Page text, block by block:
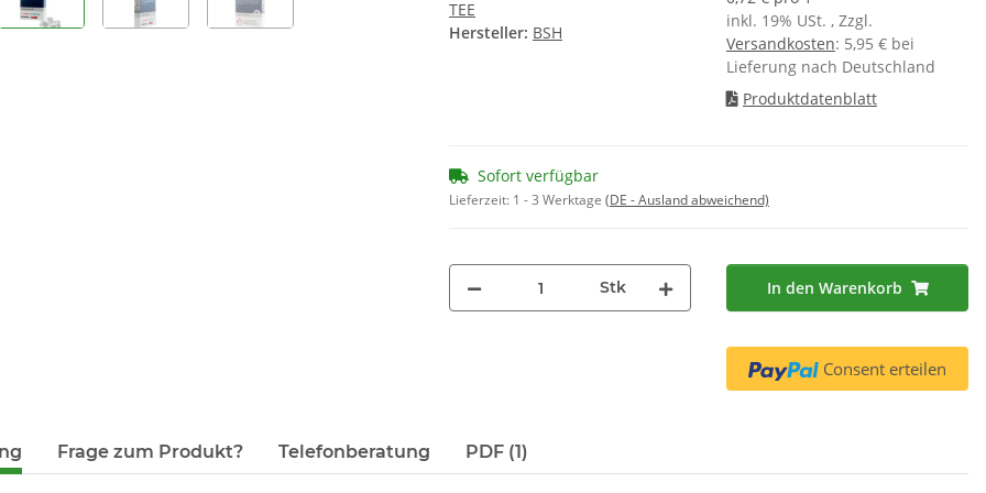
TEE
Hersteller: BSH
inkl. 19% USt. , Zzgl.
Versandkosten: 5,95 € bei
Lieferung nach Deutschland
Produktdatenblatt
Sofort verfügbar
Lieferzeit: 1 - 3 Werktage (DE - Ausland abweichend)
Stk In den Warenkorb
Consent erteilen
Frage zum Produkt? Telefonberatung PDF (1)